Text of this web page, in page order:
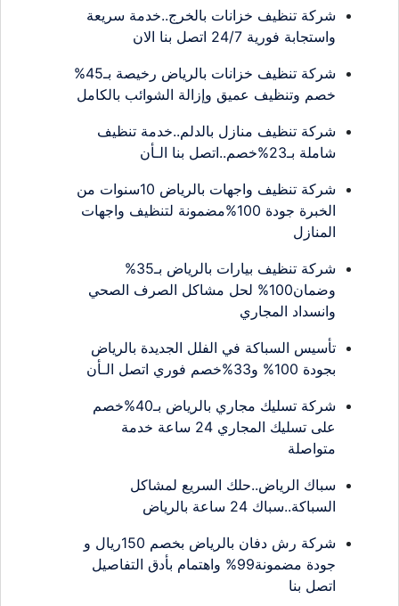
شركة تنظيف خزانات بالخرج..خدمة سريعة
واستجابة فورية 24/7 اتصل بنا الان
شركة تنظيف خزانات بالرياض رخيصة بـ45%
خصم وتنظيف عميق وإزالة الشوائب بالكامل
شركة تنظيف منازل بالدلم..خدمة تنظيف
شاملة بـ23%خصم..اتصل بنا الـأن
شركة تنظيف واجهات بالرياض 10سنوات من
الخبرة جودة 100%مضمونة لتنظيف واجهات
المنازل
شركة تنظيف بيارات بالرياض بـ35%
وضمان100% لحل مشاكل الصرف الصحي
وانسداد المجاري
تأسيس السباكة في الفلل الجديدة بالرياض
بجودة 100% و33%خصم فوري اتصل الـأن
شركة تسليك مجاري بالرياض بـ40%خصم
على تسليك المجاري 24 ساعة خدمة
متواصلة
سباك الرياض..حلك السريع لمشاكل
السباكة..سباك 24 ساعة بالرياض
شركة رش دفان بالرياض بخصم 150ريال و
جودة مضمونة99% واهتمام بأدق التفاصيل
اتصل بنا